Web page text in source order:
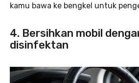
kamu bawa ke bengkel untuk
4. Bersihkan mobil
disinfektan